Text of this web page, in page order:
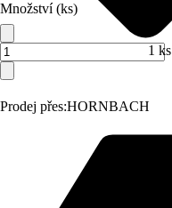
Prodej přes:HORNBACH
Množství (ks)
1 ks